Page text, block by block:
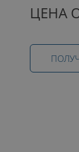
ЦЕНА